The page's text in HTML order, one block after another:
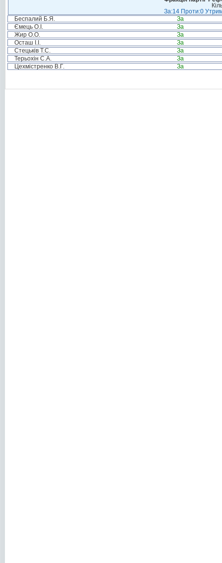
За:14 Проти:0
Беспалий Б.Я.
За
Ємець О.І.
За
Жир О.О.
За
Осташ І.І.
За
Стецьків Т.С.
За
Терьохін С.А.
За
Цехмістренко В.Г.
За